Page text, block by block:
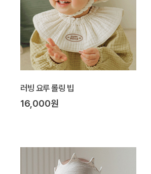
러빙 요루 롤링 빕
16,000원